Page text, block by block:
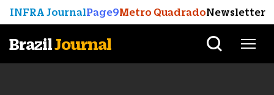
INFRA JournalPage9Metro QuadradoNewsletter
BrazilJournal